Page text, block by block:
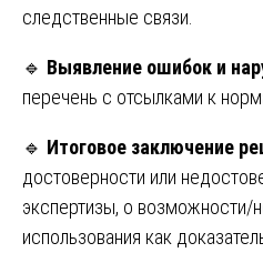
следственные связи.
🔹 Выявление ошибок и
перечень с отсылками к
🔹 Итоговое заключение
достоверности или
экспертизы, о возможности/
использования как